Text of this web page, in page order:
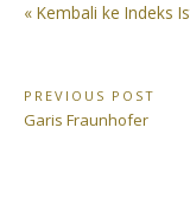
« Kembali ke Indeks
Navigasi
pos
PREVIOUS POST
Previous
Garis Fraunhofer